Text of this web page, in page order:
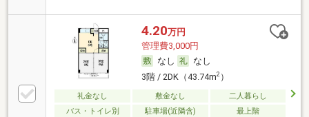
4.20万円
管理費3,000円
なし
なし
3階 / 2DK（43.74m2）
礼金なし 敷金なし
二人暮らし
バス・トイレ別
駐車場(近隣含) 最上階